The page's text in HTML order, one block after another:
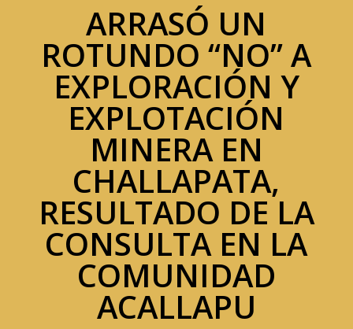
ARRASÓ UN
ROTUNDO “NO” A
EXPLORACIÓN Y
EXPLOTACIÓN
MINERA EN
CHALLAPATA,
RESULTADO DE LA
CONSULTA EN LA
COMUNIDAD
ACALLAPU